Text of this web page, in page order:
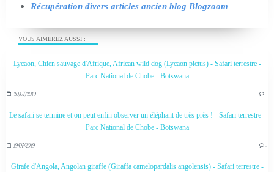
VOUS AIMEREZ AUSSI :
Lycaon, Chien sauvage d'Afrique, African wild dog (Lycaon pictus) - Safari terrestre -
Parc National de Chobe - Botswana
20/07/2019 …
Le safari se termine et on peut enfin observer un éléphant de très près ! - Safari terrestre -
Parc National de Chobe - Botswana
19/07/2019 …
Girafe d'Angola, Angolan giraffe (Giraffa camelopardalis angolensis) - Safari terrestre -
Récupération divers articles ancien blog Blogzoom